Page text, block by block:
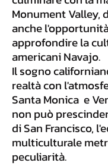
Monument Valley,
anche
approfondire la
americani Navajo.
Il sogno
realtà con
Santa Monica e
non può
di San Francisco,
multiculturale
peculiarità.